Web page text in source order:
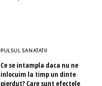
PULSUL SANATATII
Ce se intampla daca nu ne
inlocuim la timp un dinte
pierdut? Care sunt efectele